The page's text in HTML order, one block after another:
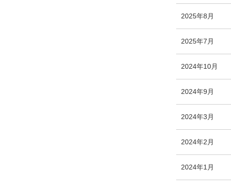
ー
ー
2025年8月
ー
数
2025年7月
リ
ー
2024年10月
ー
2024年9月
ー
2024年3月
ー
2024年2月
ー
2024年1月